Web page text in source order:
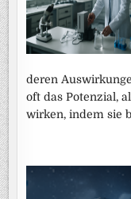
deren
oft das Potenzial,
wirken, indem sie